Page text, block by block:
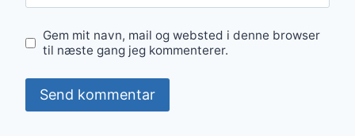
Gem mit navn, mail og websted i denne browser
til næste gang jeg kommenterer.